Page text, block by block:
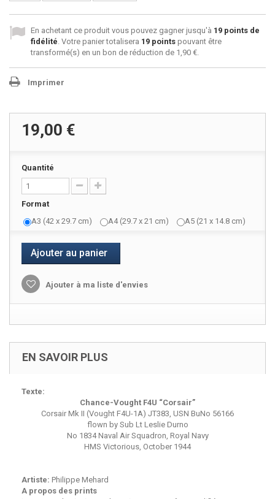
En achetant ce produit vous pouvez gagner jusqu'à 19 points de
fidélité. Votre panier totalisera 19 points pouvant être
transformé(s) en un bon de réduction de 1,90 €.
Imprimer
19,00 €
Quantité
Format
A3 (42 x 29.7 cm)
A4 (29.7 x 21 cm) A5 (21 x 14.8 cm)
Ajouter au panier
Ajouter à ma liste d'envies
EN SAVOIR PLUS
Texte:
Chance-Vought F4U “Corsair”
Corsair Mk II (Vought F4U-1A) JT383, USN BuNo 56166
flown by Sub Lt Leslie Durno
No 1834 Naval Air Squadron, Royal Navy
HMS Victorious, October 1944
Artiste: Philippe Mehard
A propos des prints